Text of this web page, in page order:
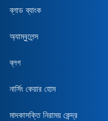
ব্লাড ব্যাংক
অ্যাম্বুলেন্স
ব্লগ
নার্সিং কেয়ার হোম
মাদকাসক্তি নিরাময় কেন্দ্র